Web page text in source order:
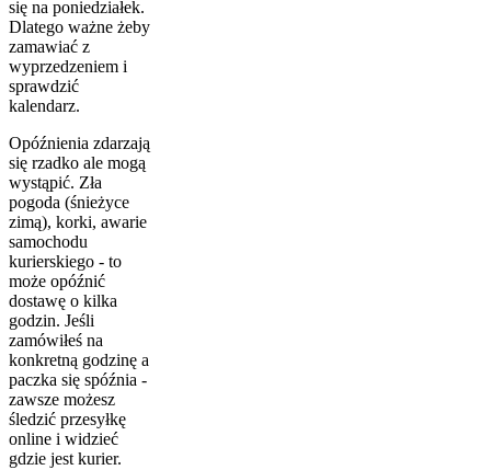
się na poniedziałek.
Dlatego ważne żeby
zamawiać z
wyprzedzeniem i
sprawdzić
kalendarz.
Opóźnienia zdarzają
się rzadko ale mogą
wystąpić. Zła
pogoda (śnieżyce
zimą), korki, awarie
samochodu
kurierskiego - to
może opóźnić
dostawę o kilka
godzin. Jeśli
zamówiłeś na
konkretną godzinę a
paczka się spóźnia -
zawsze możesz
śledzić przesyłkę
online i widzieć
gdzie jest kurier.